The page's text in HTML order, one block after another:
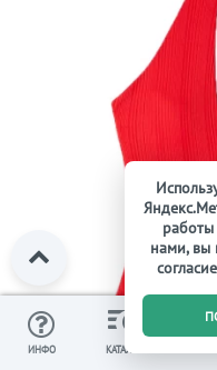
ИНФО КАТАЛОГ
работы
нами, вы